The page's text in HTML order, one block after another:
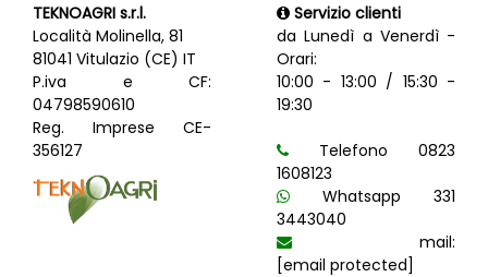
TEKNOAGRI s.r.l.
Località Molinella, 81
81041 Vitulazio (CE) IT
P.iva e CF:
04798590610
Reg. Imprese CE-
356127
Servizio clienti
da Lunedì a Venerdì -
Orari:
10:00 - 13:00 / 15:30 -
19:30
Telefono 0823
1608123
Whatsapp 331
3443040
mail:
[email protected]